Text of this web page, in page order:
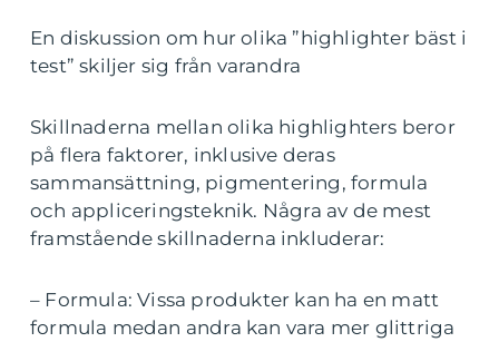
En diskussion om hur olika ”highlighter bäst i
test” skiljer sig från varandra
Skillnaderna mellan olika highlighters beror
på flera faktorer, inklusive deras
sammansättning, pigmentering, formula
och appliceringsteknik. Några av de mest
framstående skillnaderna inkluderar:
– Formula: Vissa produkter kan ha en matt
formula medan andra kan vara mer glittriga